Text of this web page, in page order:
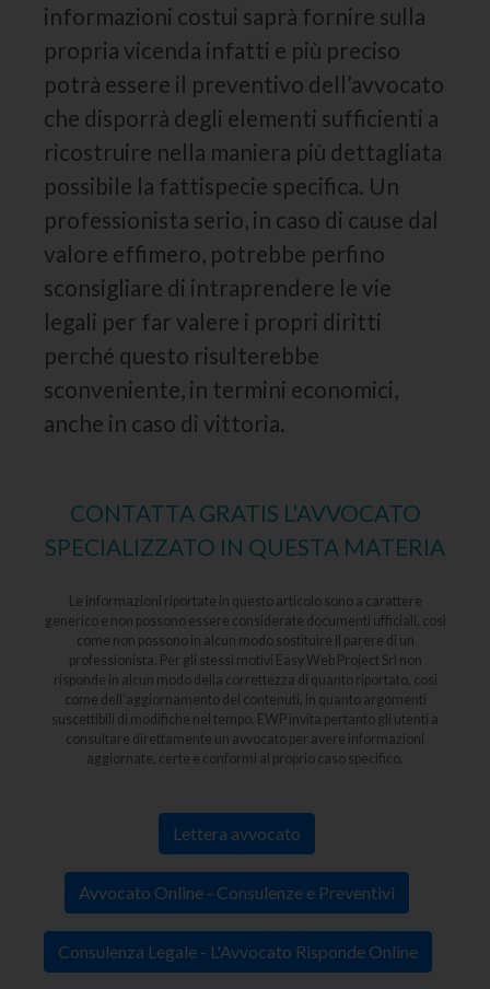
informazioni costui saprà fornire sulla
propria vicenda infatti e più preciso
potrà essere il preventivo dell’avvocato
che disporrà degli elementi sufficienti a
ricostruire nella maniera più dettagliata
possibile la fattispecie specifica. Un
professionista serio, in caso di cause dal
valore effimero, potrebbe perfino
sconsigliare di intraprendere le vie
legali per far valere i propri diritti
perché questo risulterebbe
sconveniente, in termini economici,
anche in caso di vittoria.
CONTATTA GRATIS L'AVVOCATO
SPECIALIZZATO IN QUESTA MATERIA
Le informazioni riportate in questo articolo sono a carattere
generico e non possono essere considerate documenti ufficiali, così
come non possono in alcun modo sostituire il parere di un
professionista. Per gli stessi motivi Easy Web Project Srl non
risponde in alcun modo della correttezza di quanto riportato, così
come dell’aggiornamento dei contenuti, in quanto argomenti
suscettibili di modifiche nel tempo. EWP invita pertanto gli utenti a
consultare direttamente un avvocato per avere informazioni
aggiornate, certe e conformi al proprio caso specifico.
Lettera avvocato
Avvocato Online - Consulenze e Preventivi
Consulenza Legale - L'Avvocato Risponde Online